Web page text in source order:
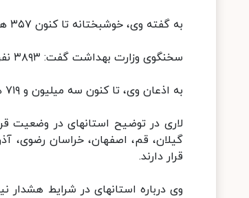
به گفته وی، خوشبختانه تا کنون ۳۵۷ هزار و ۶۳۲ نفر از بیماران، بهبود یافته و یا از بیمارستانها ترخیص شده اند.
سخنگوی وزارت بهداشت گفت: ۳۸۹۳ نفر از بیماران مبتلا به کووید۱۹ در وضعیت شدید این بیماری تحت مراقبت قرار دارند.
به اذعان وی، تا کنون سه میلیون و ۷۱۹ هزار و ۲۱۰ آزمایش تشخیص کووید۱۹ در کشور انجام شده است.
لاری در توضیح استانهای در وضعیت
گیلان، قم، اصفهان، خراسان رضوی،
قرار دارند.
وی درباره استانهای در شرایط هشدار